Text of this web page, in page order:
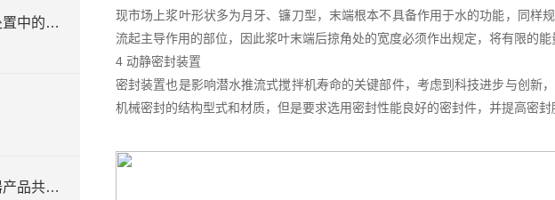
潜水离心曝气机在污水处置中的使用
潜水搅拌机和潜水推流器产品共同点
现市场上浆叶形状多为月牙、镰刀型，末端根本不具备作用于水的功能，同样
流起主导作用的部位，因此浆叶末端后掠角处的宽度必须作出规定，将有限的能
4 动静密封装置
密封装置也是影响潜水推流式搅拌机寿命的关键部件，考虑到科技进步与创新
机械密封的结构型式和材质，但是要求选用密封性能良好的密封件，并提高密封